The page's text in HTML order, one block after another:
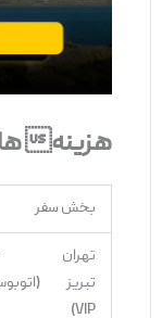
هزینه‌ ها
بخش سفر
تهران –
تبریز (اتوبوس
VIP)